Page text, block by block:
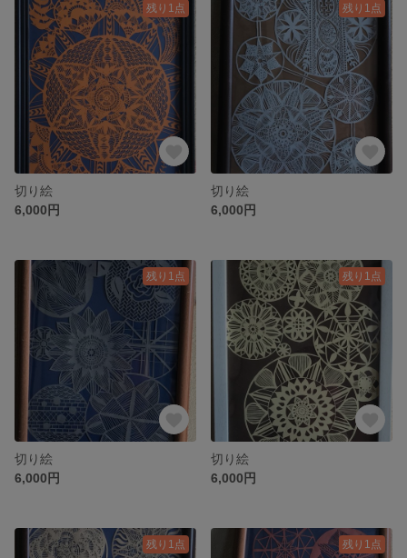
残り1点
切り絵
6,000円
残り1点
切り絵
6,000円
残り1点
切り絵
6,000円
残り1点
切り絵
6,000円
残り1点 残り1点